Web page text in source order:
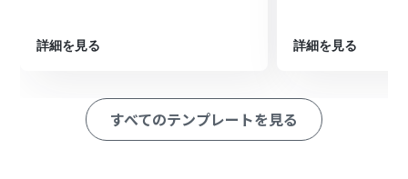
※「トリガー」：フロー起動のきっかけとなるアクション、「オ
■このワークフローのカスタムポイント
Re:lationのトリガー設定では、通知の対象としたいアカ
詳細を見る 詳細を見る
すべてのテンプレートを見る